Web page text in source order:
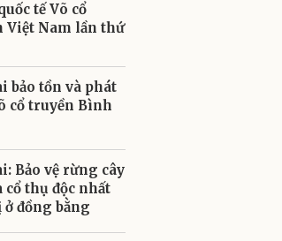
tế Võ cổ
Việt Nam lần thứ
bảo tồn và phát
cổ truyền Bình
Bảo vệ rừng cây
cổ thụ độc nhất
đồng bằng